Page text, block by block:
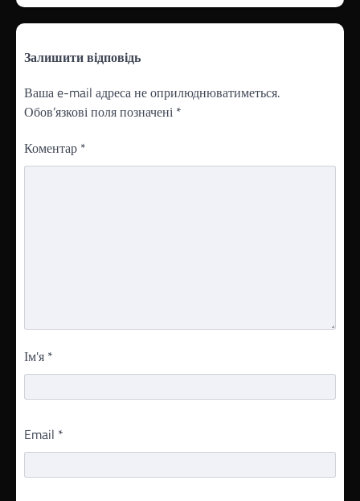
Залишити відповідь
Ваша e-mail адреса не оприлюднюватиметься.
Обов’язкові поля позначені *
Коментар *
Ім'я *
Email *